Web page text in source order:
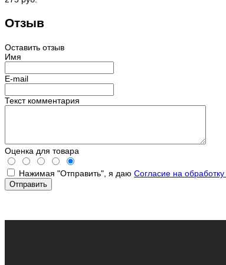
Отзыв
Оставить отзыв
Имя
E-mail
Текст комментария
Оценка для товара
Нажимая "Отправить", я даю Согласие на